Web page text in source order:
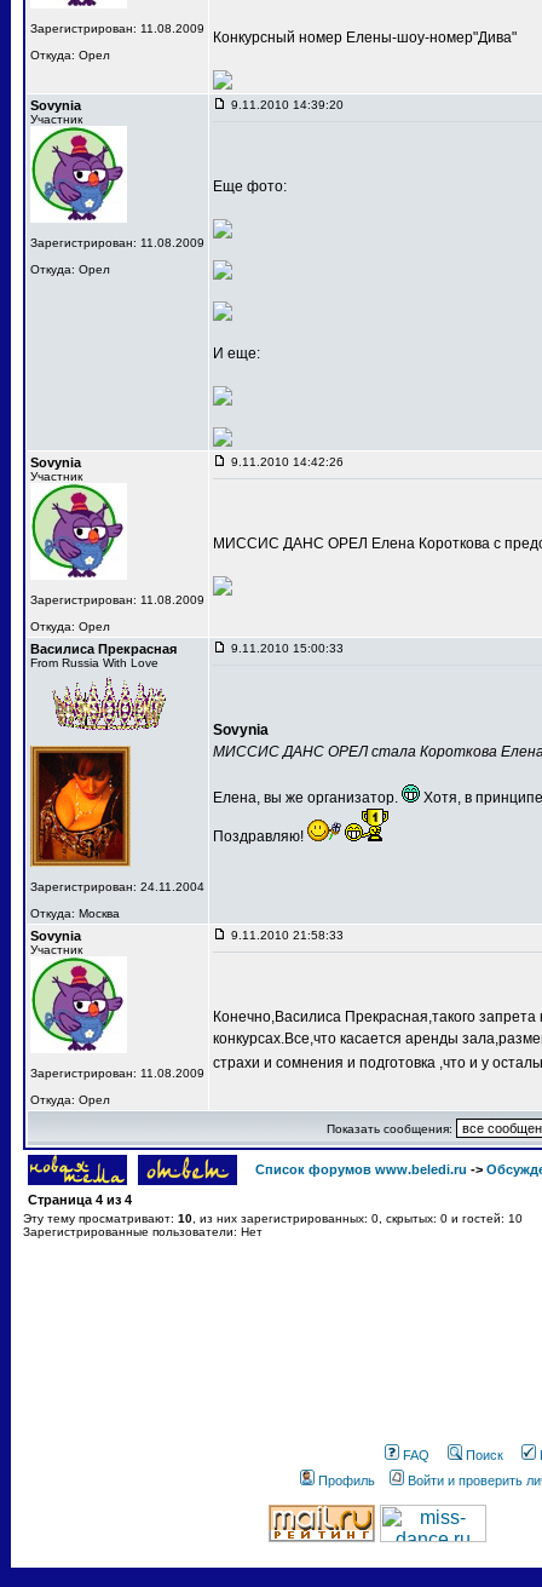
Зарегистрирован: 11.08.2009
Откуда: Орел
Конкурсный номер Елены-шоу-номер"Дива"
Sovynia
Участник
Зарегистрирован: 11.08.2009
Откуда: Орел
9.11.2010 14:39:20
Еще фото:
И еще:
Sovynia
Участник
Зарегистрирован: 11.08.2009
Откуда: Орел
9.11.2010 14:42:26
МИССИС ДАНС ОРЕЛ Елена Короткова с
Василиса Прекрасная
From Russia With Love
Зарегистрирован: 24.11.2004
Откуда: Москва
9.11.2010 15:00:33
Sovynia
МИССИС ДАНС ОРЕЛ стала Короткова
Елена, вы же организатор. Хотя, в
Поздравляю!
Sovynia
Участник
Зарегистрирован: 11.08.2009
Откуда: Орел
9.11.2010 21:58:33
Конечно,Василиса Прекрасная,такого
конкурсах.Все,что касается аренды
страхи и сомнения и подготовка ,что и у
Показать сообщения:
Список форумов www.beledi.ru ->
Страница 4 из 4
Эту тему просматривают: 10 , из них зарегистрированных: 0, скрытых: 0 и гостей: 10
Зарегистрированные пользователи: Нет
FAQ Поиск
Профиль
Войти и проверить